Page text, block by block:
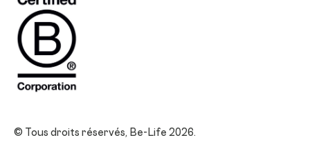
© Tous droits réservés, Be-Life 2026.